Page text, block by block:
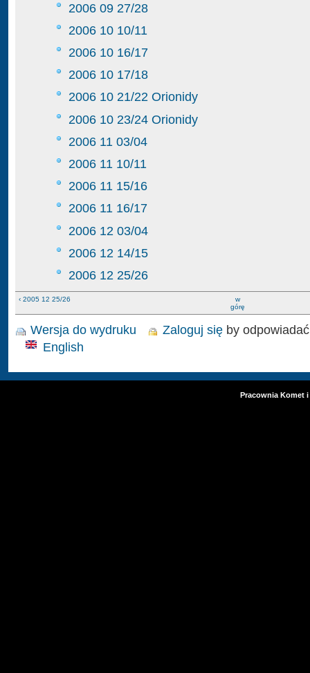
2006 09 27/28
2006 10 10/11
2006 10 16/17
2006 10 17/18
2006 10 21/22 Orionidy
2006 10 23/24 Orionidy
2006 11 03/04
2006 11 10/11
2006 11 15/16
2006 11 16/17
2006 12 03/04
2006 12 14/15
2006 12 25/26
‹ 2005 12 25/26
w
górę
Wersja do wydruku Zaloguj się by odpowiadać
English
Pracownia Komet